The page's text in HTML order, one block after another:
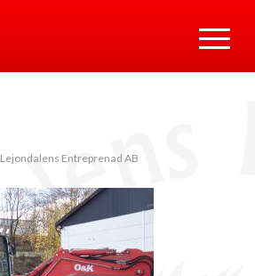
Lejondalens Entreprenad AB